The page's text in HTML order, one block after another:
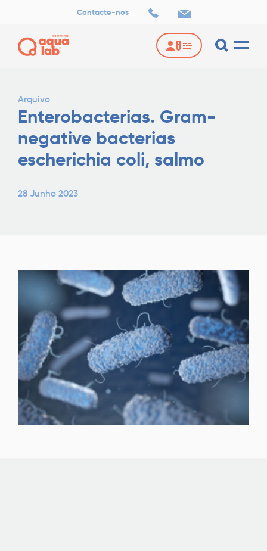
Contacte-nos
Arquivo
Enterobacterias. Gram-
negative bacterias
escherichia coli, salmo
28 Junho 2023